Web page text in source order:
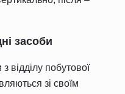
засоби
відділу побутової
зі своїм